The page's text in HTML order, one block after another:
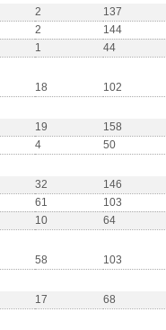
2
137
2
144
1 44
18 102
19
158
4 50
32
146
61
103
10 64
58 103
17 68